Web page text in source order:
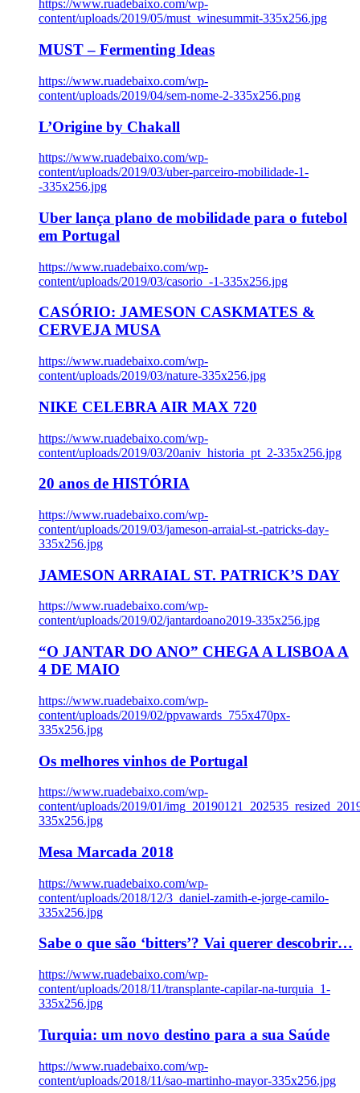
https://www.ruadebaixo.com/wp-
content/uploads/2019/05/must_winesummit-335x256.jpg
MUST – Fermenting Ideas
https://www.ruadebaixo.com/wp-
content/uploads/2019/04/sem-nome-2-335x256.png
L’Origine by Chakall
https://www.ruadebaixo.com/wp-
content/uploads/2019/03/uber-parceiro-mobilidade-1-
-335x256.jpg
Uber lança plano de mobilidade para o futebol
em Portugal
https://www.ruadebaixo.com/wp-
content/uploads/2019/03/casorio_-1-335x256.jpg
CASÓRIO: JAMESON CASKMATES &
CERVEJA MUSA
https://www.ruadebaixo.com/wp-
content/uploads/2019/03/nature-335x256.jpg
NIKE CELEBRA AIR MAX 720
https://www.ruadebaixo.com/wp-
content/uploads/2019/03/20aniv_historia_pt_2-335x256.jpg
20 anos de HISTÓRIA
https://www.ruadebaixo.com/wp-
content/uploads/2019/03/jameson-arraial-st.-patricks-day-
335x256.jpg
JAMESON ARRAIAL ST. PATRICK’S DAY
https://www.ruadebaixo.com/wp-
content/uploads/2019/02/jantardoano2019-335x256.jpg
“O JANTAR DO ANO” CHEGA A LISBOA A
4 DE MAIO
https://www.ruadebaixo.com/wp-
content/uploads/2019/02/ppvawards_755x470px-
335x256.jpg
Os melhores vinhos de Portugal
https://www.ruadebaixo.com/wp-
content/uploads/2019/01/
335x256.jpg
Mesa Marcada 2018
https://www.ruadebaixo.com/wp-
content/uploads/2018/12/3_daniel-zamith-e-jorge-camilo-
335x256.jpg
Sabe o que são ‘bitters’? Vai querer descobrir…
https://www.ruadebaixo.com/wp-
content/uploads/2018/11/transplante-capilar-na-turquia_1-
335x256.jpg
Turquia: um novo destino para a sua Saúde
https://www.ruadebaixo.com/wp-
content/uploads/2018/11/sao-martinho-mayor-335x256.jpg